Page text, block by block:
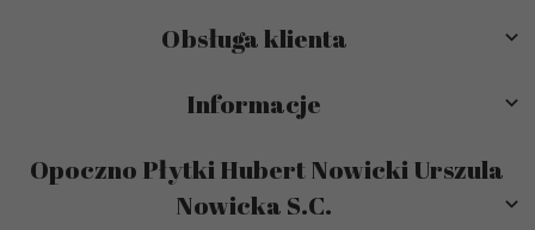
Obsługa klienta
Informacje
Opoczno Płytki Hubert Nowicki Urszula
Nowicka S.C.